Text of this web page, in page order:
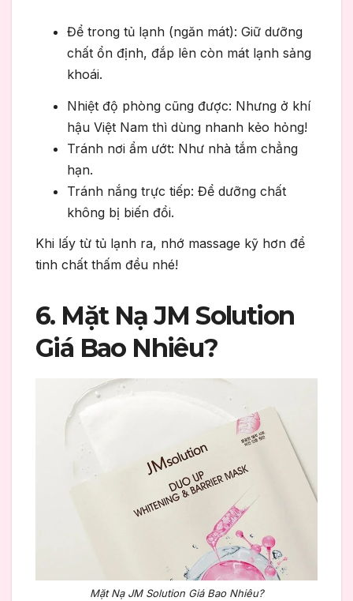
Để trong tủ lạnh (ngăn mát): Giữ dưỡng
chất ổn định, đắp lên còn mát lạnh sảng
khoái.
Nhiệt độ phòng cũng được: Nhưng ở khí
hậu Việt Nam thì dùng nhanh kẻo hỏng!
Tránh nơi ẩm ướt: Như nhà tắm chẳng
hạn.
Tránh nắng trực tiếp: Để dưỡng chất
không bị biến đổi.
Khi lấy từ tủ lạnh ra, nhớ massage kỹ hơn để
tinh chất thấm đều nhé!
6. Mặt Nạ JM Solution
Giá Bao Nhiêu?
Mặt Nạ JM Solution Giá Bao Nhiêu?